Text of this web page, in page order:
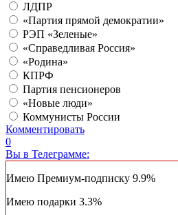
ЛДПР
«Партия прямой демократии»
РЭП «Зеленые»
«Справедливая Россия»
«Родина»
КПРФ
Партия пенсионеров
«Новые люди»
Коммунисты России
Комментировать
0
Вы в Телеграмме:
Имею Премиум-подписку 9.9%
Имею подарки 3.3%